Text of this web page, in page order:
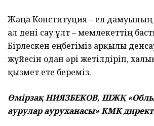
Жаңа Конституция – ел дамуының
ал дені сау ұлт – мемлекеттің
Бірлескен еңбегіміз арқылы
жүйесін одан әрі жетілдіріп,
қызмет ете береміз.
Өмірзақ НИЯЗБЕКОВ, ШЖҚ
аурулар ауруханасы» КМК